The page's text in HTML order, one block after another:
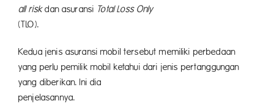
all riskdan asuransi Total Loss Only
(TLO).
Kedua jenis asuransi mobil tersebut memiliki perbedaan
yang perlu pemilik mobil ketahui dari jenis pertanggungan
yang diberikan. Ini dia